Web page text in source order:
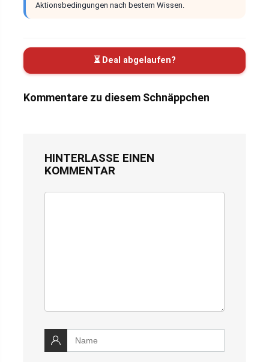
Aktionsbedingungen nach bestem Wissen.
⏳ Deal abgelaufen?
Kommentare zu diesem Schnäppchen
HINTERLASSE EINEN
KOMMENTAR